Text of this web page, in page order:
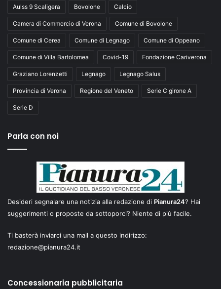
Aulss 9 Scaligera Bovolone Calcio
Camera di Commercio di Verona Comune di Bovolone
Comune di Cerea Comune di Legnago Comune di Oppeano
Comune di Villa Bartolomea Covid-19 Fondazione Cariverona
Graziano Lorenzetti Legnago Legnago Salus
Provincia di Verona Regione del Veneto Serie C girone A
Serie D
Parla con noi
Desideri segnalare una notizia alla redazione di Pianura24? Hai
suggerimenti o proposte da sottoporci? Niente di più facile.
Ti basterà inviarci una mail a questo indirizzo:
redazione@pianura24.it
Concessionaria pubblicitaria